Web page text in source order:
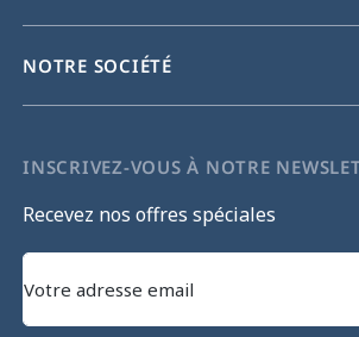
NOTRE SOCIÉTÉ
INSCRIVEZ-VOUS À NOTRE
Recevez nos offres spéciales